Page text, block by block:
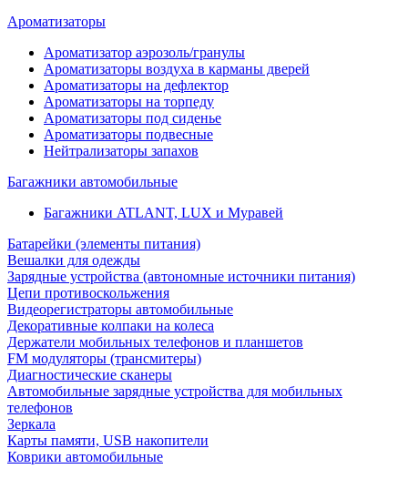
Ароматизаторы
Ароматизатор аэрозоль/гранулы
Ароматизаторы воздуха в карманы дверей
Ароматизаторы на дефлектор
Ароматизаторы на торпеду
Ароматизаторы под сиденье
Ароматизаторы подвесные
Нейтрализаторы запахов
Багажники автомобильные
Багажники ATLANT, LUX и Муравей
Батарейки (элементы питания)
Вешалки для одежды
Зарядные устройства (автономные источники питания)
Цепи противоскольжения
Видеорегистраторы автомобильные
Декоративные колпаки на колеса
Держатели мобильных телефонов и планшетов
FM модуляторы (трансмитеры)
Диагностические сканеры
Автомобильные зарядные устройства для мобильных
телефонов
Зеркала
Карты памяти, USB накопители
Коврики автомобильные